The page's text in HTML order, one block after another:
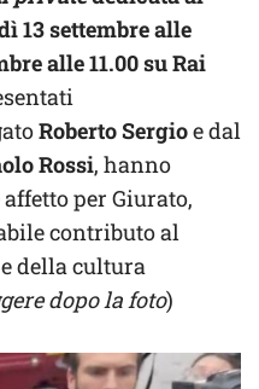
13 settembre alle
alle 11.00 su Rai
Roberto Sergioe dal
Rossi, hanno
per Giurato,
contributo al
della cultura
dopo la foto)